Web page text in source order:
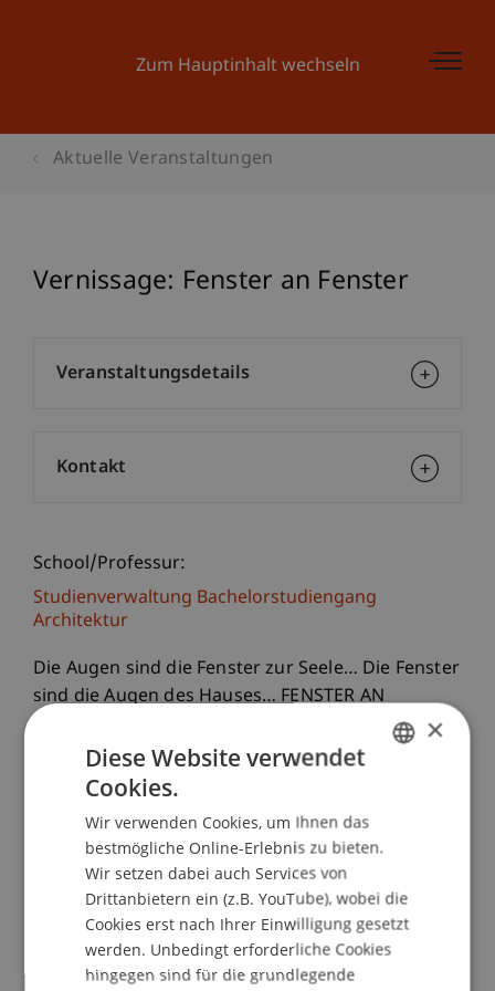
Zum Hauptinhalt wechseln
Aktuelle Veranstaltungen
Vernissage: Fenster an Fenster
School/Professur:
Studienverwaltung Bachelorstudiengang
Architektur
Die Augen sind die Fenster zur Seele… Die Fenster
sind die Augen des Hauses… FENSTER AN
FENSTER ist eine Bildungsveranstaltung der
Universität Liechtenstein mit den Studierenden
des Instituts für Architektur und
Werdenberg». Die Studierenden erarbeiten rund
um das Thema «Fenster» im und um das Schloss
Werdenberg, im Städtli und um den See
installative Werke, sie gestalten Modellskizzen,
setzen sich zeichnerisch und dokumentierend mit
dem Thema auseinander und bauen dazu eine
Veranstaltungsdetails
Kontakt
×
Diese Website verwendet
Cookies.
Wir verwenden Cookies, um Ihnen das
bestmögliche Online-Erlebnis zu bieten.
Wir setzen dabei auch Services von
Drittanbietern ein (z.B. YouTube), wobei die
Cookies erst nach Ihrer Einwilligung gesetzt
werden. Unbedingt erforderliche Cookies
hingegen sind für die grundlegende